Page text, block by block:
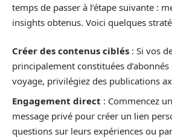
temps de passer à l’étape suivante :
insights obtenus. Voici quelques
Créer des contenus ciblés : Si vos
principalement constituées
voyage, privilégiez des publications
Engagement direct : Commencez
message privé pour créer un lien
questions sur leurs expériences ou